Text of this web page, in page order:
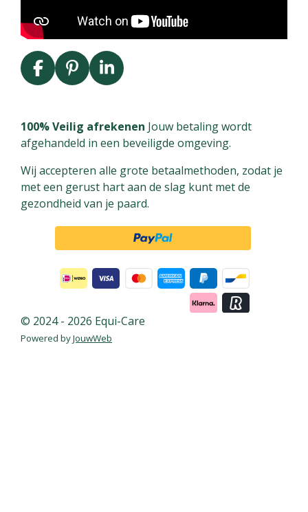
F
a
e
b
o
k
P
i
t
e
e
s
t
L
i
k
e
I
n
100% Veilig afrekenen Jouw betaling wordt
afgehandeld in een beveiligde omgeving.
Wij accepteren alle grote betaalmethoden, zodat je
met een gerust hart aan de slag kunt met de
gezondheid van je paard.
© 2024 - 2026 Equi-Care
Powered byJouwWeb